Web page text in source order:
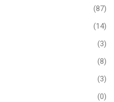
(87)
(14)
(3)
(8)
(3)
(0)